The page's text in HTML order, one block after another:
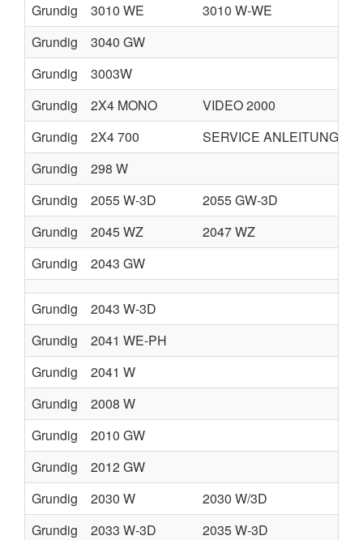
Grundig
3010 WE
3010 W-WE
Grundig
3040 GW
Grundig
3003W
Grundig
2X4 MONO
VIDEO 2000
Grundig
2X4 700
SERVICE ANLEITUNG
Grundig
298 W
Grundig
2055 W-3D
2055 GW-3D
Grundig
2045 WZ
2047 WZ
Grundig
2043 GW
Grundig
2043 W-3D
Grundig
2041 WE-PH
Grundig
2041 W
Grundig
2008 W
Grundig
2010 GW
Grundig
2012 GW
Grundig
2030 W
2030 W/3D
Grundig
2033 W-3D
2035 W-3D